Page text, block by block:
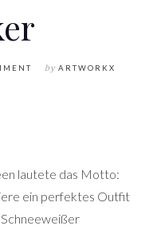
by ARTWORKX
lautete das Motto:
ein perfektes Outfit